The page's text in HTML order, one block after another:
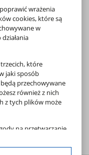
wrażenia
cookies, które są
w
które
jaki sposób
przechowywane
również z nich
z tych plików może
na przetwarzanie
zgodnych z naszą